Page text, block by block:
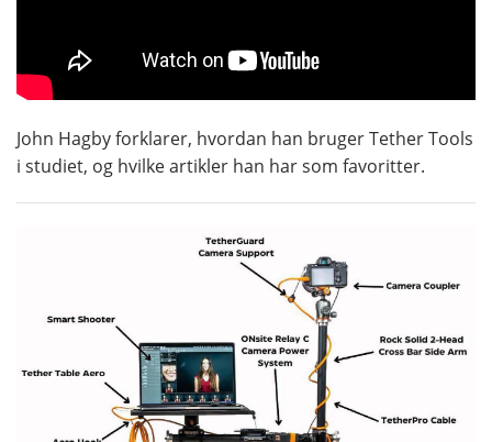
John Hagby forklarer, hvordan han bruger Tether Tools
i studiet, og hvilke artikler han har som favoritter.